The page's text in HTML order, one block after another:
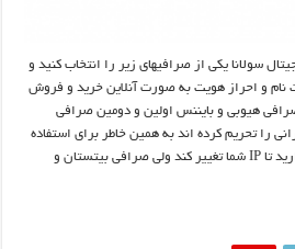
سولانا یکی از صرافیهای زیر را انتخاب کنید و
نام و احراز هویت به صورت آنلاین خرید و فروش
صرافی هیوبی و بایننس اولین و دومین صرافی
را تحریم کرده اند به همین خاطر برای استفاده
از این دو صرافی نیاز به VPN دارید تا IP شما تغییر کند ولی صرافی بیتستان و